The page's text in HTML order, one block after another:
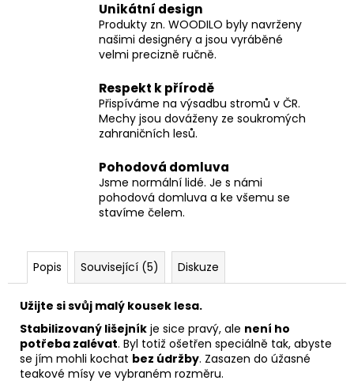
Unikátní design
Produkty zn. WOODILO byly navrženy
našimi designéry a jsou vyráběné
velmi precizně ručně.
Respekt k přírodě
Přispíváme na výsadbu stromů v ČR.
Mechy jsou dováženy ze soukromých
zahraničních lesů.
Pohodová domluva
Jsme normální lidé. Je s námi
pohodová domluva a ke všemu se
stavíme čelem.
Popis Související (5) Diskuze
Užijte si svůj malý kousek lesa.
Stabilizovaný lišejník je sice pravý, ale není ho
potřeba zalévat. Byl totiž ošetřen speciálně tak, abyste
se jím mohli kochat bez údržby. Zasazen do úžasné
teakové mísy ve vybraném rozměru.